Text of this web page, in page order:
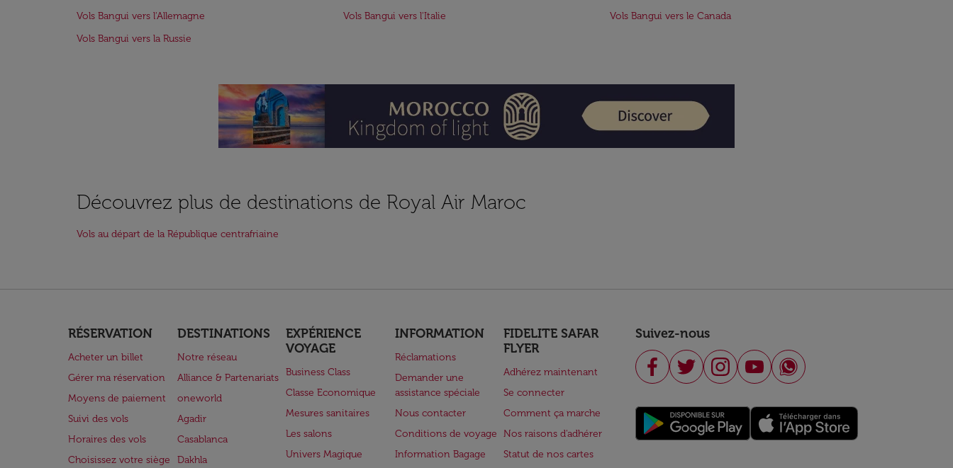
Vols Bangui vers l'Allemagne
Vols Bangui vers l'Italie
Vols Bangui vers le Canada
Vols Bangui vers la Russie
Découvrez plus de destinations de Royal Air Maroc
Vols au départ de la République centrafriaine
RÉSERVATION
Acheter un billet
Gérer ma réservation
Moyens de paiement
Suivi des vols
Horaires des vols
Choisissez votre siège
DESTINATIONS
Notre réseau
Alliance & Partenariats
oneworld
Agadir
Casablanca
Dakhla
EXPÉRIENCE
VOYAGE
Business Class
Classe Economique
Mesures sanitaires
Les salons
Univers Magique
INFORMATION
Réclamations
Demander une
assistance spéciale
Nous contacter
Conditions de voyage
Information Bagage
FIDELITE SAFAR
FLYER
Adhérez maintenant
Se connecter
Comment ça marche
Nos raisons d'adhérer
Statut de nos cartes
Suivez-nous